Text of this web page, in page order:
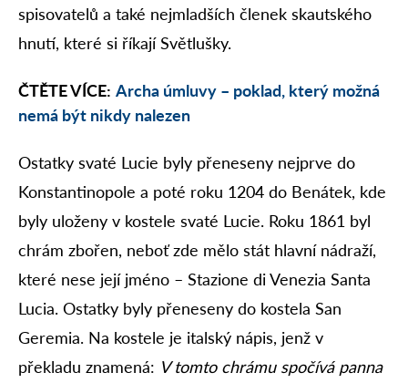
spisovatelů a také nejmladších členek skautského
hnutí, které si říkají Světlušky.
ČTĚTE VÍCE: Archa úmluvy – poklad, který možná
nemá být nikdy nalezen
Ostatky svaté Lucie byly přeneseny nejprve do
Konstantinopole a poté roku 1204 do Benátek, kde
byly uloženy v kostele svaté Lucie. Roku 1861 byl
chrám zbořen, neboť zde mělo stát hlavní nádraží,
které nese její jméno – Stazione di Venezia Santa
Lucia. Ostatky byly přeneseny do kostela San
Geremia. Na kostele je italský nápis, jenž v
překladu znamená: V tomto chrámu spočívá panna